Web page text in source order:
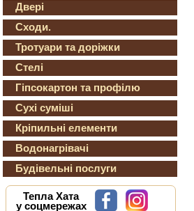
Двері
Сходи.
Тротуари та доріжки
Стелі
Гіпсокартон та профілю
Сухі суміші
Кріпильні елементи
Водонагрівачі
Будівельні послуги
Тепла Хата
у соцмережах